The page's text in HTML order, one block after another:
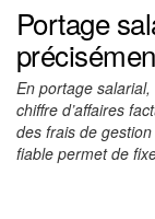
Portage
En portage
chiffre d’affaires
des frais de
fiable permet de